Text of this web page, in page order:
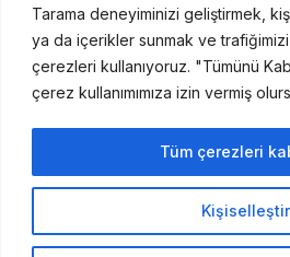
Tarama deneyiminizi geliştirmek,
ya da içerikler sunmak ve
çerezleri kullanıyoruz. "Tümünü
çerez kullanımımıza izin vermiş
Kişiselleştir
Tüm çerezleri
Şartlar ve
İletişim
E-Mail:
Telif Hakkı © 2026